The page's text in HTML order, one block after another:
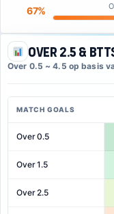
67%
Over 2.5 &
Over 0.5 ~ 4.5 op basis
MATCH GOALS
Over 0.5
Over 1.5
Over 2.5